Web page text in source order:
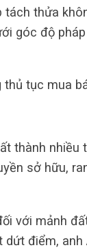
thửa
góc độ
tục mua
thành nhiều
sở hữu,
với mảnh
điểm, anh